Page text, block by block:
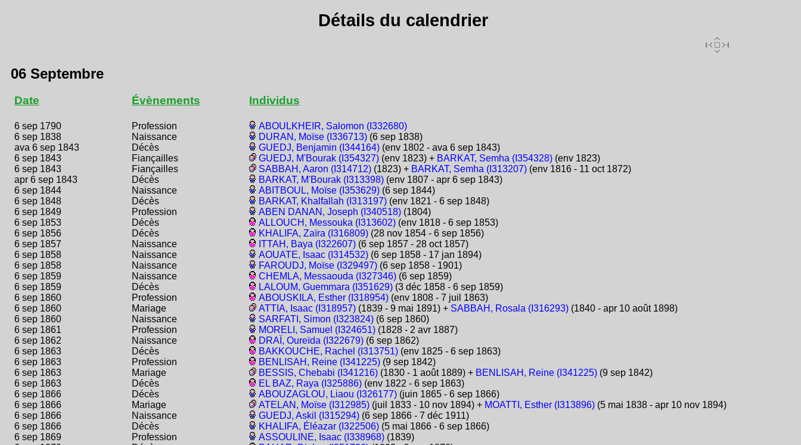
Détails du calendrier
06 Septembre
Date Évènements Individus
6 sep 1790 Profession
ABOULKHEIR, Salomon (I332680)
6 sep 1838
Naissance DURAN, Moïse (I336713) (6 sep 1838)
ava 6 sep 1843
Décès GUEDJ, Benjamin (I344164) (env 1802 - ava 6 sep 1843)
6 sep 1843
Fiançailles GUEDJ, M'Bourak (I354327) (env 1823) + BARKAT, Semha (I354328) (env 1823)
6 sep 1843
Fiançailles SABBAH, Aaron (I314712) (1823) + BARKAT, Semha (I313207) (env 1816 - 11 oct 1872)
apr 6 sep 1843
Décès BARKAT, M'Bourak (I313398) (env 1807 - apr 6 sep 1843)
6 sep 1844
Naissance ABITBOUL, Moïse (I353629) (6 sep 1844)
6 sep 1848
Décès BARKAT, Khalfallah (I313197) (env 1821 - 6 sep 1848)
6 sep 1849
Profession ABEN DANAN, Joseph (I340518) (1804)
6 sep 1853
Décès ALLOUCH, Messouka (I313602) (env 1818 - 6 sep 1853)
6 sep 1856
Décès KHALIFA, Zaïra (I316809) (28 nov 1854 - 6 sep 1856)
6 sep 1857
Naissance ITTAH, Baya (I322607) (6 sep 1857 - 28 oct 1857)
6 sep 1858
Naissance AOUATE, Isaac (I314532) (6 sep 1858 - 17 jan 1894)
6 sep 1858
Naissance FAROUDJ, Moïse (I329497) (6 sep 1858 - 1901)
6 sep 1859
Naissance CHEMLA, Messaouda (I327346) (6 sep 1859)
6 sep 1859
Décès LALOUM, Guemmara (I351629) (3 déc 1858 - 6 sep 1859)
6 sep 1860
Profession ABOUSKILA, Esther (I318954) (env 1808 - 7 juil 1863)
6 sep 1860
Mariage ATTIA, Isaac (I318957) (1839 - 9 mai 1891) + SABBAH, Rosala (I316293) (1840 - apr 10 août 1898)
6 sep 1860
Naissance SARFATI, Simon (I323824) (6 sep 1860)
6 sep 1861
Profession MORELI, Samuel (I324651) (1828 - 2 avr 1887)
6 sep 1862
Naissance DRAÏ, Oureïda (I322679) (6 sep 1862)
6 sep 1863
Décès BAKKOUCHE, Rachel (I313751) (env 1825 - 6 sep 1863)
6 sep 1863
Profession BENLISAH, Reine (I341225) (9 sep 1842)
6 sep 1863
Mariage BESSIS, Chebabi (I341216) (1830 - 1 août 1889) + BENLISAH, Reine (I341225) (9 sep 1842)
6 sep 1863
Décès EL BAZ, Raya (I325886) (env 1822 - 6 sep 1863)
6 sep 1866
Décès ABOUZAGLOU, Liaou (I326177) (juin 1865 - 6 sep 1866)
6 sep 1866
Mariage ATELAN, Moïse (I312985) (juil 1833 - 10 nov 1894) + MOATTI, Esther (I313896) (5 mai 1838 - apr 10 nov 1894)
6 sep 1866
Naissance GUEDJ, Askil (I315294) (6 sep 1866 - 7 déc 1911)
6 sep 1866
Décès KHALIFA, Éléazar (I322506) (5 mai 1866 - 6 sep 1866)
6 sep 1869
Profession ASSOULINE, Isaac (I338968) (1839)